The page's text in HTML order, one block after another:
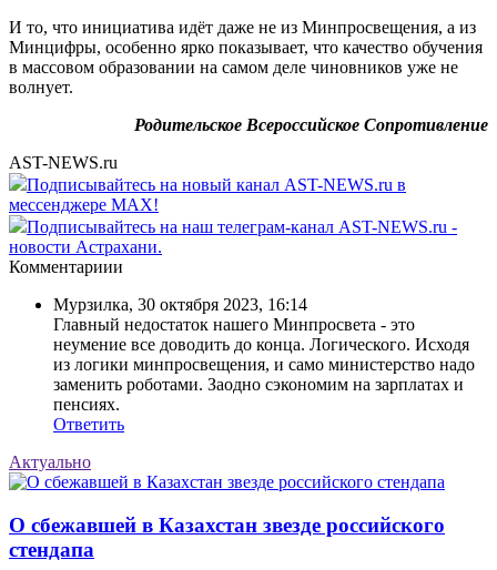
И то, что инициатива идёт даже не из Минпросвещения, а из
Минцифры, особенно ярко показывает, что качество обучения
в массовом образовании на самом деле чиновников уже не
волнует.
Родительское Всероссийское Сопротивление
AST-NEWS.ru
Подписывайтесь на новый канал AST-NEWS.ru в
мессенджере MAX!
Подписывайтесь на наш телеграм-канал AST-NEWS.ru -
новости Астрахани.
Комментариии
Мурзилка, 30 октября 2023, 16:14
Главный недостаток нашего Минпросвета - это
неумение все доводить до конца. Логического. Исходя
из логики минпросвещения, и само министерство надо
заменить роботами. Заодно сэкономим на зарплатах и
пенсиях.
Ответить
Актуально
О сбежавшей в Казахстан звезде российского
стендапа